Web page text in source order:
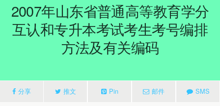
2007年山东省普通高等教育学分
互认和专升本考试考生考号编排
方法及有关编码
分享 推文 Pin 邮件 SMS